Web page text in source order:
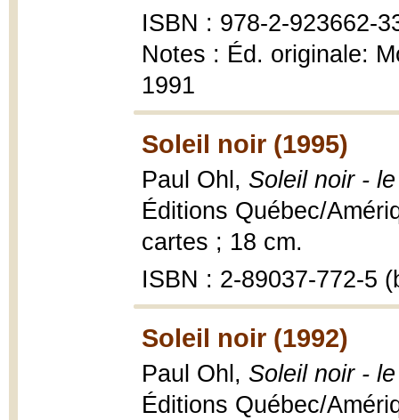
ISBN : 978-2-923662-
Notes : Éd. originale:
1991
Soleil noir (1995)
Paul Ohl, Soleil noir -
Éditions Québec/
cartes ; 18 cm.
ISBN : 2-89037-772-5
Soleil noir (1992)
Paul Ohl, Soleil noir -
Éditions Québec/